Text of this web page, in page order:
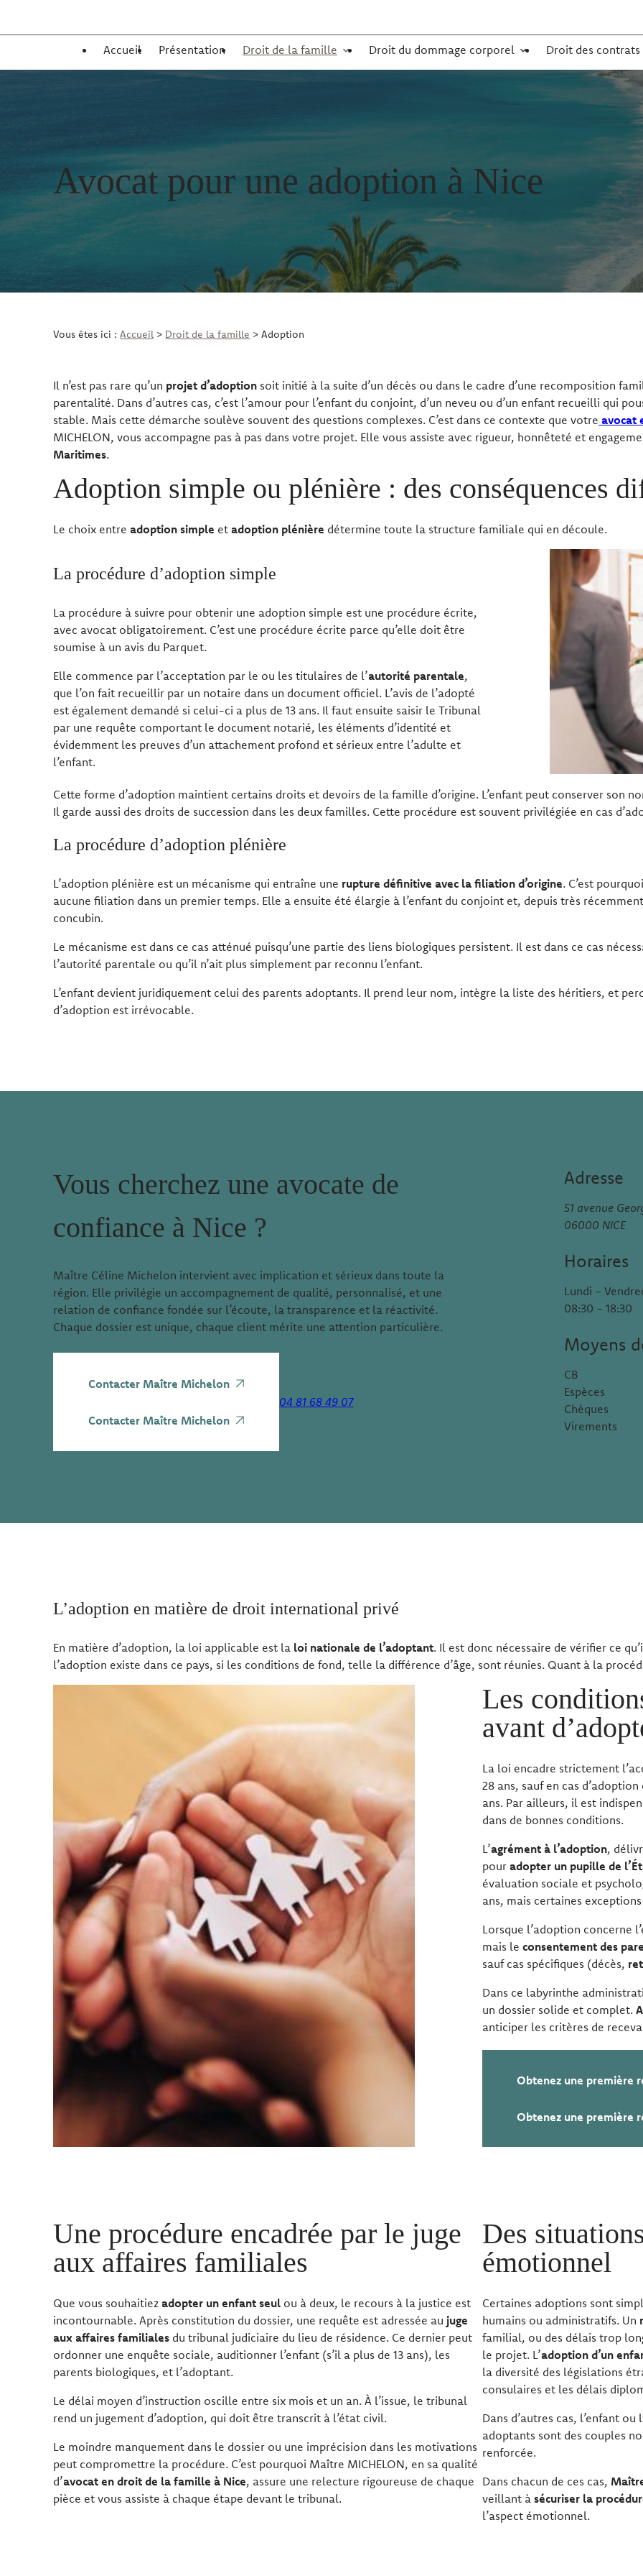
Accueil Présentation Droit de la famille Droit du dommage corporel Droit des contrats
Avocat pour une adoption à Nice
Vous êtes ici : Accueil > Droit de la famille > Adoption
Il n’est pas rare qu’un projet d’adoption soit initié à la suite d’un décès ou dans le cadre d’une recomposition
parentalité. Dans d’autres cas, c’est l’amour pour l’enfant du conjoint, d’un neveu ou d’un enfant recueilli qui
stable. Mais cette démarche soulève souvent des questions complexes. C’est dans ce contexte que votre avocat
MICHELON, vous accompagne pas à pas dans votre projet. Elle vous assiste avec rigueur, honnêteté et
Maritimes.
Adoption simple ou plénière : des conséquences
Le choix entreadoption simple etadoption plénière détermine toute la structure familiale qui en découle.
La procédure d’adoption simple
La procédure à suivre pour obtenir une adoption simple est une procédure écrite,
avec avocat obligatoirement. C’est une procédure écrite parce qu’elle doit être
soumise à un avis du Parquet.
Elle commence par l’acceptation par le ou les titulaires de l’autorité parentale,
que l’on fait recueillir par un notaire dans un document officiel. L’avis de l’adopté
est également demandé si celui-ci a plus de 13 ans. Il faut ensuite saisir le Tribunal
par une requête comportant le document notarié, les éléments d’identité et
évidemment les preuves d’un attachement profond et sérieux entre l’adulte et
l’enfant.
Cette forme d’adoption maintient certains droits et devoirs de la famille d’origine. L’enfant peut conserver son
Il garde aussi des droits de succession dans les deux familles. Cette procédure est souvent privilégiée en cas
La procédure d’adoption plénière
L’adoption plénière est un mécanisme qui entraîne une rupture définitive avec la filiation d’origine. C’est
aucune filiation dans un premier temps. Elle a ensuite été élargie à l’enfant du conjoint et, depuis très
concubin.
Le mécanisme est dans ce cas atténué puisqu’une partie des liens biologiques persistent. Il est dans ce cas
l’autorité parentale ou qu’il n’ait plus simplement par reconnu l’enfant.
L’enfant devient juridiquement celui des parents adoptants. Il prend leur nom, intègre la liste des héritiers, et
d’adoption est irrévocable.
Vous cherchez une avocate de
confiance à Nice ?
Maître Céline Michelon intervient avec implication et sérieux dans toute la
région. Elle privilégie un accompagnement de qualité, personnalisé, et une
relation de confiance fondée sur l’écoute, la transparence et la réactivité.
Chaque dossier est unique, chaque client mérite une attention particulière.
Contacter Maître Michelon
Contacter Maître Michelon
04 81 68 49 07
Adresse
51 avenue
06000 NICE
Horaires
Lundi -
08:30 - 18:30
Moyens
CB
Espèces
Chèques
Virements
L’adoption en matière de droit international privé
En matière d’adoption, la loi applicable est la loi nationale de l’adoptant. Il est donc nécessaire de vérifier ce
l’adoption existe dans ce pays, si les conditions de fond, telle la différence d’âge, sont réunies. Quant à la
Les
avant
La loi encadre strictement
28 ans, sauf en cas
ans. Par ailleurs, il est
dans de bonnes conditions.
L’agrément à l’adoption,
pour adopter un pupille de
évaluation sociale et
ans, mais certaines
Lorsque l’adoption concerne
mais le consentement des
sauf cas spécifiques (décès,
Dans ce labyrinthe
un dossier solide et complet.
anticiper les critères de
Obtenez une première
Obtenez une première
Une procédure encadrée par le juge
aux affaires familiales
Que vous souhaitiez adopter un enfant seul ou à deux, le recours à la justice est
incontournable. Après constitution du dossier, une requête est adressée aujuge
aux affaires familiales du tribunal judiciaire du lieu de résidence. Ce dernier peut
ordonner une enquête sociale, auditionner l’enfant (s’il a plus de 13 ans), les
parents biologiques, et l’adoptant.
Le délai moyen d’instruction oscille entre six mois et un an. À l’issue, le tribunal
rend un jugement d’adoption, qui doit être transcrit à l’état civil.
Le moindre manquement dans le dossier ou une imprécision dans les motivations
peut compromettre la procédure. C’est pourquoi Maître MICHELON, en sa qualité
d’avocat en droit de la famille à Nice, assure une relecture rigoureuse de chaque
pièce et vous assiste à chaque étape devant le tribunal.
Des
émotionnel
Certaines adoptions sont
humains ou administratifs. Un
familial, ou des délais trop
le projet. L’adoption d’un
la diversité des législations
consulaires et les délais
Dans d’autres cas, l’enfant
adoptants sont des couples
renforcée.
Dans chacun de ces cas,
veillant à sécuriser la
l’aspect émotionnel.